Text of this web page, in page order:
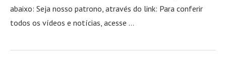
abaixo: Seja nosso patrono, através do link: Para conferir
todos os vídeos e notícias, acesse …